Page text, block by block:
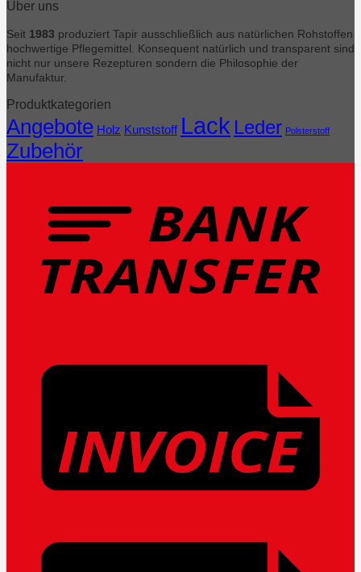
Über uns
Seit 1983 produziert Tapir ausschließlich aus natürlichen Rohstoffen
hochwertige Pflegemittel. Konsequent natürlich und transparent sind
nicht nur unsere Rezepturen sondern die Philosophie der
Manufaktur.
Produktkategorien
Angebote Holz Kunststoff Lack Leder Polsterstoff
Zubehör